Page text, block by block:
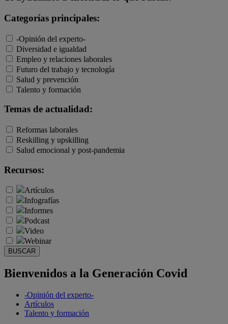
Categorías principales:
-Opinión del experto-
Diversidad e igualdad
Empleo y relaciones laborales
Futuro del trabajo y tecnología
Salud y prevención
Talento y formación
Temas de actualidad:
Reformas laborales
Reskilling y upskilling
Salud emocional y post-pandemia
Recursos:
Artículos
Infografías
Informes
Podcast
Video
Webinar
BUSCAR
Bienvenidos a la Generación Covid
-Opinión del experto-
Artículos
Talento y formación